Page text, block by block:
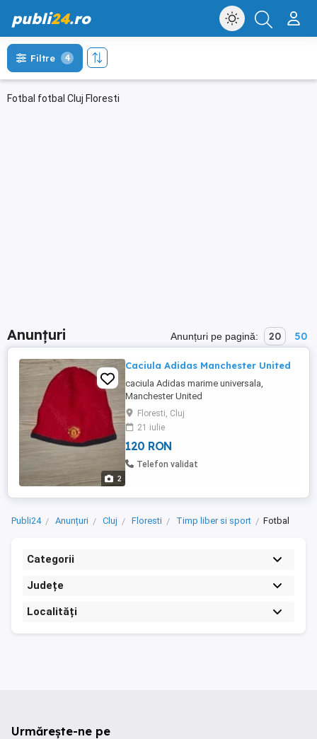
publi24.ro
Fotbal fotbal Cluj Floresti
Filtre 4
Anunțuri Anunțuri pe pagină: 20 50
2
Caciula Adidas Manchester United
caciula Adidas marime universala,
Manchester United
Floresti, Cluj
21 iulie
120 RON
Telefon validat
Publi24 Anunțuri Cluj Floresti Timp liber si sport Fotbal
Categorii
Județe
Localități
Urmărește-ne pe